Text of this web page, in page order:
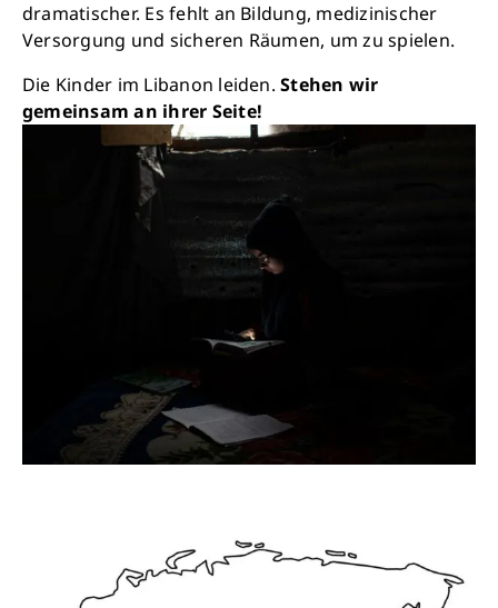
dramatischer. Es fehlt an Bildung, medizinischer
Versorgung und sicheren Räumen, um zu spielen.
Die Kinder im Libanon leiden. Stehen wir
gemeinsam an ihrer Seite!